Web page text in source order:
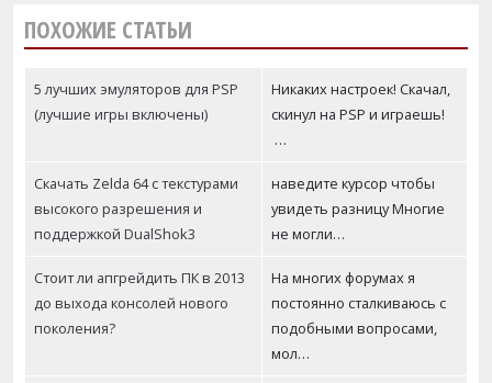
ПОХОЖИЕ СТАТЬИ
5 лучших эмуляторов для PSP
(лучшие игры включены)
Никаких настроек! Скачал,
скинул на PSP и играешь!
…
Скачать Zelda 64 с текстурами
высокого разрешения и
поддержкой DualShok3
наведите курсор чтобы
увидеть разницу Многие
не могли…
Стоит ли апгрейдить ПК в 2013
до выхода консолей нового
поколения?
На многих форумах я
постоянно сталкиваюсь с
подобными вопросами,
мол…